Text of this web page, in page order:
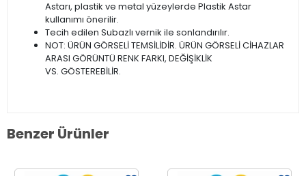
Astarı, plastik ve metal yüzeylerde Plastik Astar
kullanımı önerilir.
Tecih edilen Subazlı vernik ile sonlandırılır.
NOT: ÜRÜN GÖRSELİ TEMSİLİDİR. ÜRÜN GÖRSELİ CİHAZLAR
ARASI GÖRÜNTÜ RENK FARKI, DEĞİŞİKLİK
VS. GÖSTEREBİLİR.
Benzer Ürünler